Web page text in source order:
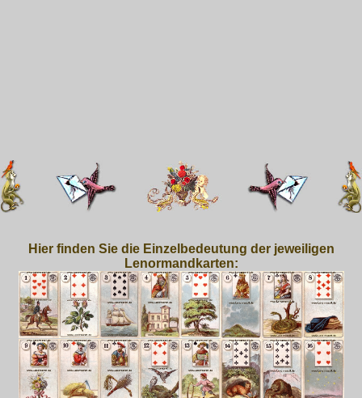
Hier finden Sie die Einzelbedeutung der jeweiligen
Lenormandkarten: